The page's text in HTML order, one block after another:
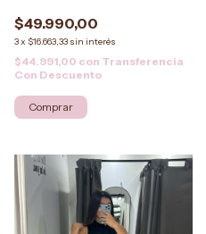
$49.990,00
3x $16.663,33 sin interés
$44.991,00 con Transferencia
Con Descuento
Comprar